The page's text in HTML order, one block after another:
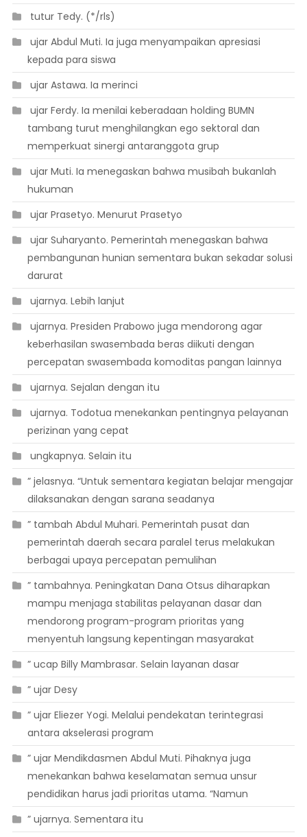
 tutur Tedy. (*/rls)
 ujar Abdul Muti. Ia juga menyampaikan apresiasi
kepada para siswa
 ujar Astawa. Ia merinci
 ujar Ferdy. Ia menilai keberadaan holding BUMN
tambang turut menghilangkan ego sektoral dan
memperkuat sinergi antaranggota grup
 ujar Muti. Ia menegaskan bahwa musibah bukanlah
hukuman
 ujar Prasetyo. Menurut Prasetyo
 ujar Suharyanto. Pemerintah menegaskan bahwa
pembangunan hunian sementara bukan sekadar solusi
darurat
 ujarnya. Lebih lanjut
 ujarnya. Presiden Prabowo juga mendorong agar
keberhasilan swasembada beras diikuti dengan
percepatan swasembada komoditas pangan lainnya
 ujarnya. Sejalan dengan itu
 ujarnya. Todotua menekankan pentingnya pelayanan
perizinan yang cepat
 ungkapnya. Selain itu
” jelasnya. “Untuk sementara kegiatan belajar mengajar
dilaksanakan dengan sarana seadanya
” tambah Abdul Muhari. Pemerintah pusat dan
pemerintah daerah secara paralel terus melakukan
berbagai upaya percepatan pemulihan
” tambahnya. Peningkatan Dana Otsus diharapkan
mampu menjaga stabilitas pelayanan dasar dan
mendorong program-program prioritas yang
menyentuh langsung kepentingan masyarakat
” ucap Billy Mambrasar. Selain layanan dasar
” ujar Desy
” ujar Eliezer Yogi. Melalui pendekatan terintegrasi
antara akselerasi program
” ujar Mendikdasmen Abdul Muti. Pihaknya juga
menekankan bahwa keselamatan semua unsur
pendidikan harus jadi prioritas utama. “Namun
” ujarnya. Sementara itu